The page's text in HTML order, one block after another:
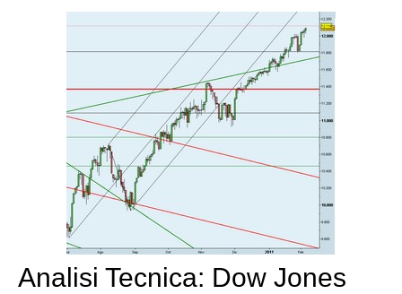
Analisi Tecnica: Dow Jones